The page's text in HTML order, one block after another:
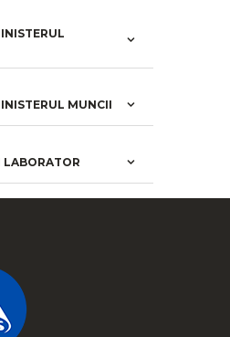
MUNCII
LABORATOR